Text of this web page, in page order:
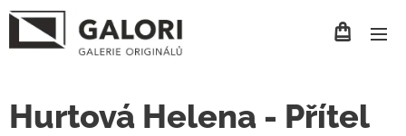
Hurtová Helena - Přítel